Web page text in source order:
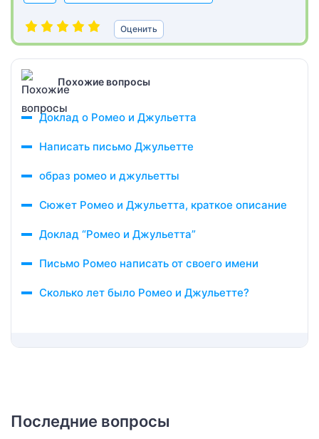
Оценить
Похожие вопросы
Доклад о Ромео и Джульетта
Написать письмо Джульетте
образ ромео и джульетты
Сюжет Ромео и Джульетта, краткое описание
Доклад “Ромео и Джульетта”
Письмо Ромео написать от своего имени
Сколько лет было Ромео и Джульетте?
Последние вопросы